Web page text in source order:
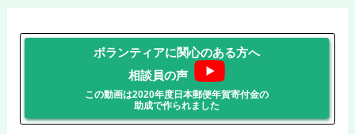
ボランティアに関心のある方へ
相談員の声
この動画は2020年度日本郵便年賀寄付金の
助成で作られました